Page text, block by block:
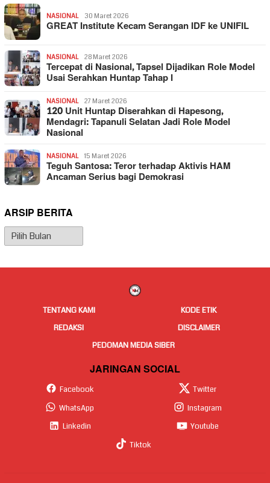
NASIONAL 30 Maret 2026
GREAT Institute Kecam Serangan IDF ke UNIFIL
NASIONAL 28 Maret 2026
Tercepat di Nasional, Tapsel Dijadikan Role Model
Usai Serahkan Huntap Tahap I
NASIONAL 27 Maret 2026
120 Unit Huntap Diserahkan di Hapesong,
Mendagri: Tapanuli Selatan Jadi Role Model
Nasional
NASIONAL 15 Maret 2026
Teguh Santosa: Teror terhadap Aktivis HAM
Ancaman Serius bagi Demokrasi
ARSIP BERITA
Arsip
Berita
TENTANG KAMI
KODE ETIK
REDAKSI
DISCLAIMER
PEDOMAN MEDIA SIBER
JARINGAN SOCIAL
Facebook
Twitter
WhatsApp
Instagram
Linkedin
Youtube
Tiktok